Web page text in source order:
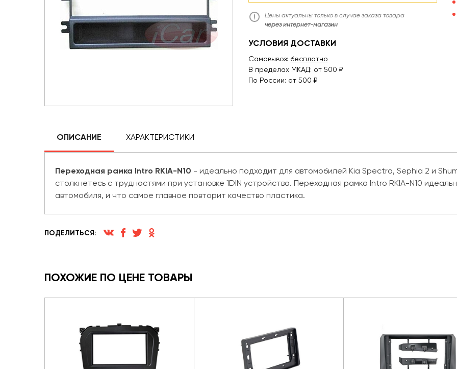
Цены актуальны только в случае заказа товара
через интернет-магазин
УСЛОВИЯ ДОСТАВКИ
Самовывоз: бесплатно
В пределах МКАД: от 500 ₽
По России: от 500 ₽
ОПИСАНИЕ ХАРАКТЕРИСТИКИ
Переходная рамка Intro RKIA-N10 - идеально подходит для автомобилей Kia Spectra, Sephia 2 и
столкнетесь с трудностями при установке 1DIN устройства. Переходная рамка Intro RKIA-N10
автомобиля, и что самое главное повторит качество пластика.
ПОДЕЛИТЬСЯ:
ПОХОЖИЕ ПО ЦЕНЕ ТОВАРЫ